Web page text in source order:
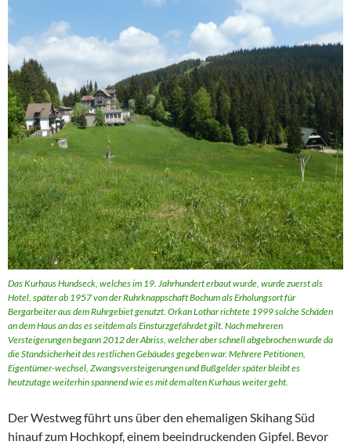
Das Kurhaus Hundseck, welches im 19. Jahrhundert erbaut wurde, wurde zuerst als
Hotel, später ab 1957 von der Ruhrknappschaft Bochum als Erholungsort für
Bergarbeiter aus dem Ruhrgebiet genutzt. Orkan Lothar richtete 1999 solche Schäden
an dem Haus an das es seitdem als Einsturzgefährdet gilt. Nach mehreren
Versteigerungen begann 2012 der Abriss, welcher aber schnell abgebrochen wurde da
die Standsicherheit des restlichen Gebäudes gegeben war. Mehrere Petitionen,
Eigentümer-wechsel, Zwangsversteigerungen und Bußgelder später bleibt es
heutzutage weiterhin spannend wie es mit dem alten Kurhaus weiter geht.
Der Westweg führt uns über den ehemaligen Skihang Süd
hinauf zum Hochkopf, einem beeindruckenden Gipfel. Bevor